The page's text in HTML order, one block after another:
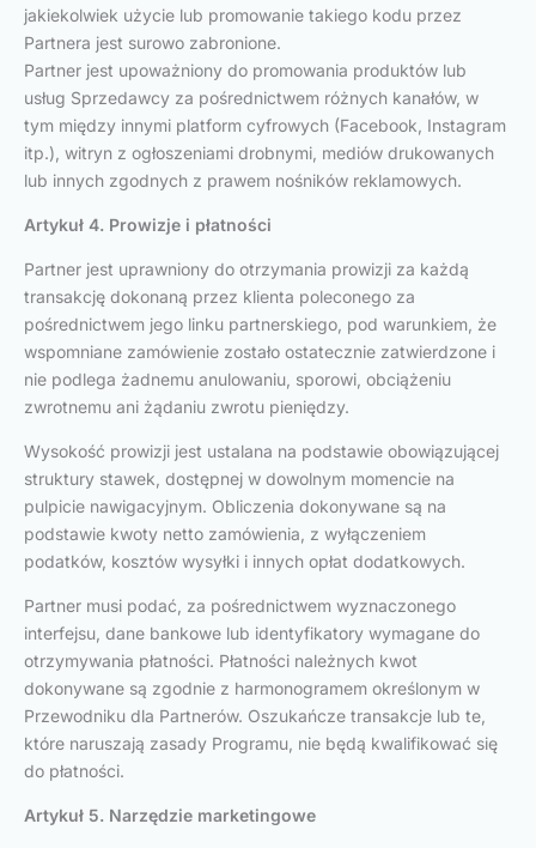
jakiekolwiek użycie lub promowanie takiego kodu przez
Partnera jest surowo zabronione.
Partner jest upoważniony do promowania produktów lub
usług Sprzedawcy za pośrednictwem różnych kanałów, w
tym między innymi platform cyfrowych (Facebook, Instagram
itp.), witryn z ogłoszeniami drobnymi, mediów drukowanych
lub innych zgodnych z prawem nośników reklamowych.
Artykuł 4. Prowizje i płatności
Partner jest uprawniony do otrzymania prowizji za każdą
transakcję dokonaną przez klienta poleconego za
pośrednictwem jego linku partnerskiego, pod warunkiem, że
wspomniane zamówienie zostało ostatecznie zatwierdzone i
nie podlega żadnemu anulowaniu, sporowi, obciążeniu
zwrotnemu ani żądaniu zwrotu pieniędzy.
Wysokość prowizji jest ustalana na podstawie obowiązującej
struktury stawek, dostępnej w dowolnym momencie na
pulpicie nawigacyjnym. Obliczenia dokonywane są na
podstawie kwoty netto zamówienia, z wyłączeniem
podatków, kosztów wysyłki i innych opłat dodatkowych.
Partner musi podać, za pośrednictwem wyznaczonego
interfejsu, dane bankowe lub identyfikatory wymagane do
otrzymywania płatności. Płatności należnych kwot
dokonywane są zgodnie z harmonogramem określonym w
Przewodniku dla Partnerów. Oszukańcze transakcje lub te,
które naruszają zasady Programu, nie będą kwalifikować się
do płatności.
Artykuł 5. Narzędzie marketingowe